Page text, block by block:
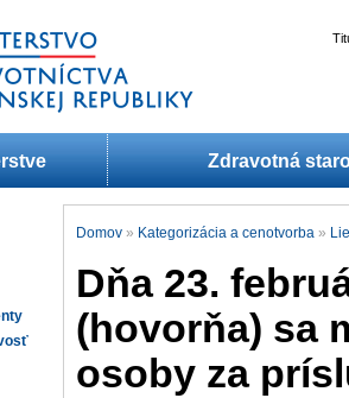
Zdravotná
Domov » Kategorizácia a cenotvorba »
Dňa 23.
(hovorňa) sa
osoby za